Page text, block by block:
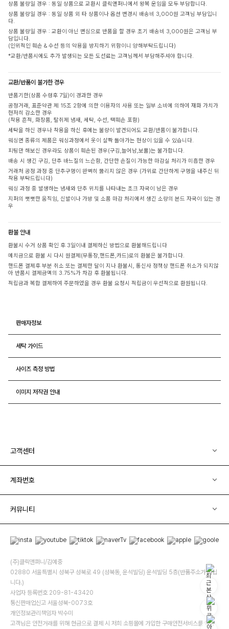
상품 불량일 경우 : 동일 상품으로 교환시 클릭앤퍼니에서 왕복 운임을 모두 부담합니다.
상품 불량일 경우 : 동일 상품 외 타 상품이나 옵션 변경시 배송비 3,000원 고객님 부담입니
다.
상품 불량일 경우 : 교환이 아닌 변심으로 반품을 할 경우 초기 배송비 3,000원은 고객님 부
담입니다.
(인위적인 훼손 & 수선 등의 악용을 방지하기 위함이니 양해부탁드립니다)
*교환/반품시에도 추가 발생되는 모든 도선료는 고객님께서 부담해주셔야 합니다.
교환/반품이 불가한 경우
반품기한(상품 수령후 7일)이 경과한 경우
공정거래, 표준약관 제 15조 2항에 의한 이용자의 사용 또는 일부 소비에 의하여 재화 가치가
현저히 감소한 경우
(착용 흔적, 화장품, 탈취제 냄새, 세탁, 수선, 택훼손 포함)
세탁을 하신 경우나 착용을 하신 후에는 불량이 발견되어도 교환/반품이 불가합니다.
워싱면 종류의 제품은 워싱과정에서 옷이 살짝 돌아가는 현상이 있을 수 있습니다.
피팅만 해보신 경우라도 상품이 훼손된 경우(구김,늘어남,보풀)는 불가합니다.
배송 시 생긴 구김, 단추 바느질의 느슨함, 간단한 손질이 가능한 마감실 처리가 미흡한 경우
거래처 공정 과정 중 단추구멍이 완벽히 뚫리지 않은 경우 (가위로 간단하게 구멍을 내주신 뒤
착용 부탁드립니다)
워싱 과정 중 발생하는 냄새와 단추 위치를 나타내는 초크 자국이 남은 경우
지퍼의 뻣뻣한 움직임, 신발이나 가방 및 소품 마감 처리에서 생긴 소량의 본드 자국이 있는 경
우
환불 안내
환불시 수거 상품 확인 후 3일이내 결제하신 방법으로 환불해드립니다
예치금으로 환불 시 다시 원결제(무통장,핸드폰,카드)로의 환불은 불가합니다.
핸드폰 결제후 부분 취소 또는 결제한 달이 지나 환불시, 통신사 정책상 핸드폰 취소가 되지않
아 반품시 결제금액의 3.75%가 차감 후 환불됩니다.
적립금과 복합 결제하여 주문하였을 경우 환불 요청시 적립금이 우선적으로 환원됩니다.
판매자정보
세탁 가이드
사이즈 측정 방법
이미지 저작권 안내
고객센터
계좌번호
커뮤니티
(주)클릭앤퍼니/김예중
02880 서울특별시 성북구 성북로 49 (성북동, 운석빌딩) 운석빌딩 5층(반품주소가 아닙
니다.)
사업자 등록번호 209-81-43420
통신판매업신고 서울성북-0073호
개인정보관리책임자 박수미
고객님은 안전거래를 위해 현금으로 결제 시 저희 소핑몰에 가입한 구매안전서비스를 이용